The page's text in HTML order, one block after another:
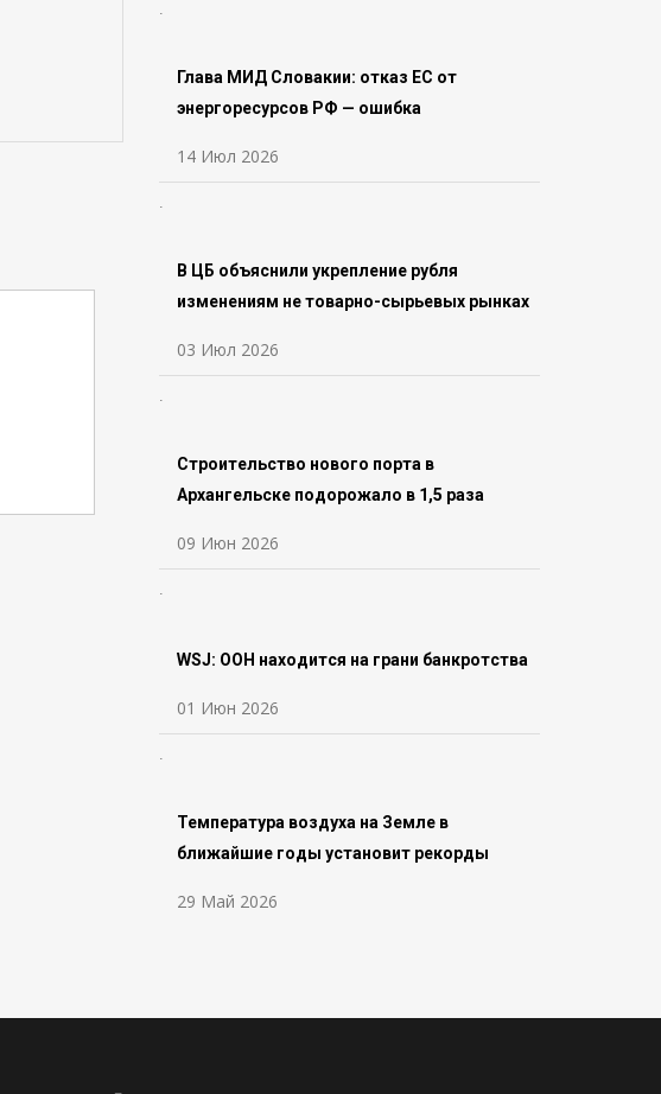
Глава МИД Словакии: отказ ЕС от
энергоресурсов РФ — ошибка
14 Июл 2026
В ЦБ объяснили укрепление рубля
изменениям не товарно-сырьевых рынках
03 Июл 2026
Строительство нового порта в
Архангельске подорожало в 1,5 раза
09 Июн 2026
WSJ: ООН находится на грани банкротства
01 Июн 2026
Температура воздуха на Земле в
ближайшие годы установит рекорды
29 Май 2026